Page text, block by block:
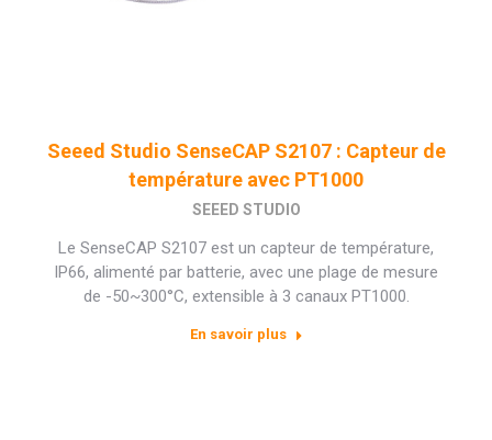
Seeed Studio SenseCAP S2107 : Capteur de
température avec PT1000
SEEED STUDIO
Le SenseCAP S2107 est un capteur de température,
IP66, alimenté par batterie, avec une plage de mesure
de -50~300°C, extensible à 3 canaux PT1000.
En savoir plus